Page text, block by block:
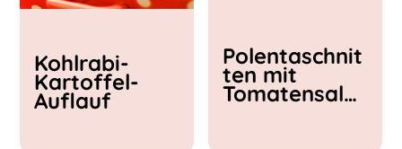
Kohlrabi-
Kartoffel-
Auflauf
Polentaschnit
ten mit
Tomatensalat